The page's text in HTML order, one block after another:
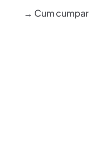
→ Cum cumpar